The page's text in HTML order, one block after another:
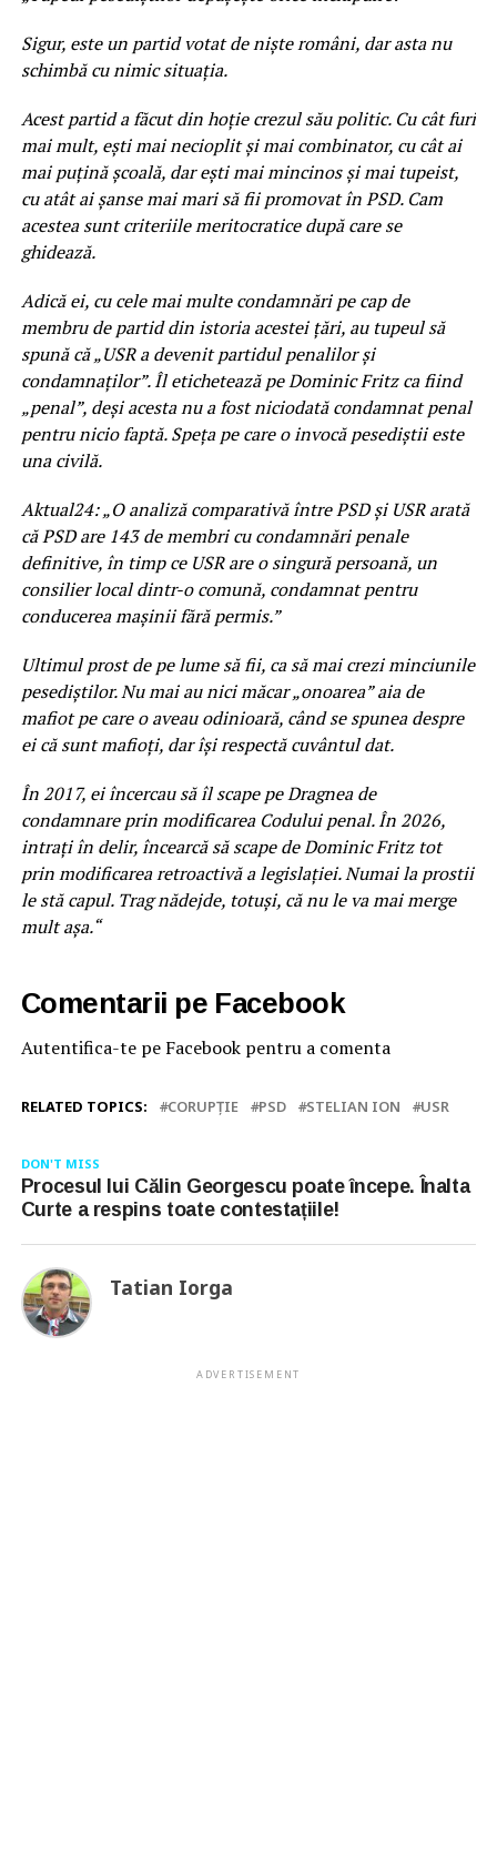
Sigur, este un partid votat de niște români, dar asta nu
schimbă cu nimic situația.
Acest partid a făcut din hoție crezul său politic. Cu cât furi
mai mult, ești mai necioplit și mai combinator, cu cât ai
mai puțină școală, dar ești mai mincinos și mai tupeist,
cu atât ai șanse mai mari să fii promovat în PSD. Cam
acestea sunt criteriile meritocratice după care se
ghidează.
Adică ei, cu cele mai multe condamnări pe cap de
membru de partid din istoria acestei țări, au tupeul să
spună că „USR a devenit partidul penalilor și
condamnaților”. Îl etichetează pe Dominic Fritz ca fiind
„penal”, deși acesta nu a fost niciodată condamnat penal
pentru nicio faptă. Speța pe care o invocă pesediștii este
una civilă.
Aktual24: „O analiză comparativă între PSD și USR arată
că PSD are 143 de membri cu condamnări penale
definitive, în timp ce USR are o singură persoană, un
consilier local dintr-o comună, condamnat pentru
conducerea mașinii fără permis.”
Ultimul prost de pe lume să fii, ca să mai crezi minciunile
pesediștilor. Nu mai au nici măcar „onoarea” aia de
mafiot pe care o aveau odinioară, când se spunea despre
ei că sunt mafioți, dar își respectă cuvântul dat.
În 2017, ei încercau să îl scape pe Dragnea de
condamnare prin modificarea Codului penal. În 2026,
intrați în delir, încearcă să scape de Dominic Fritz tot
prin modificarea retroactivă a legislației. Numai la prostii
le stă capul. Trag nădejde, totuși, că nu le va mai merge
mult așa.“
Comentarii pe Facebook
Autentifica-te pe Facebook pentru a comenta
RELATED TOPICS: CORUPȚIE PSD STELIAN ION USR
DON'T MISS
Procesul lui Călin Georgescu poate începe. Înalta
Curte a respins toate contestațiile!
Tatian Iorga
ADVERTISEMENT